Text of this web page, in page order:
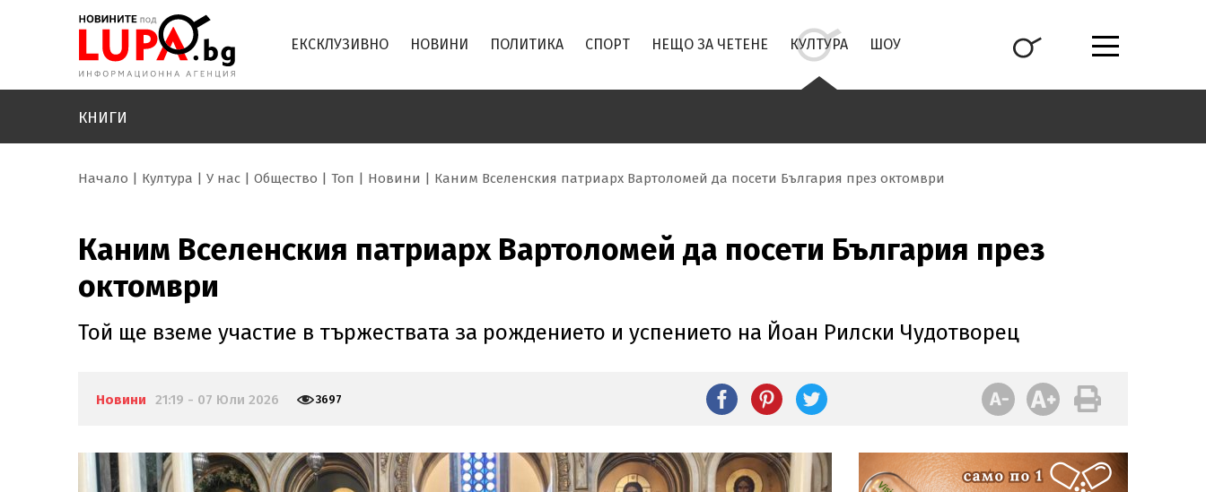
ЕКСКЛУЗИВНО НОВИНИ ПОЛИТИКА СПОРТ НЕЩО ЗА ЧЕТЕНЕ КУЛТУРА ШОУ
КНИГИ
Начало Култура У нас Общество Топ Новини Каним Вселенския патриарх Вартоломей да посети България през октомври
Каним Вселенския патриарх Вартоломей да посети България през
октомври
Той ще вземе участие в тържествата за рождението и успението на Йоан Рилски Чудотворец
Новини 21:19 - 07 Юли 2026 3697